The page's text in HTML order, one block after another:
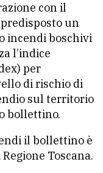
con il
un
incendi boschivi
l’indice
per
di rischio di
sul territorio
bollettino.
il bollettino è
Regione Toscana.